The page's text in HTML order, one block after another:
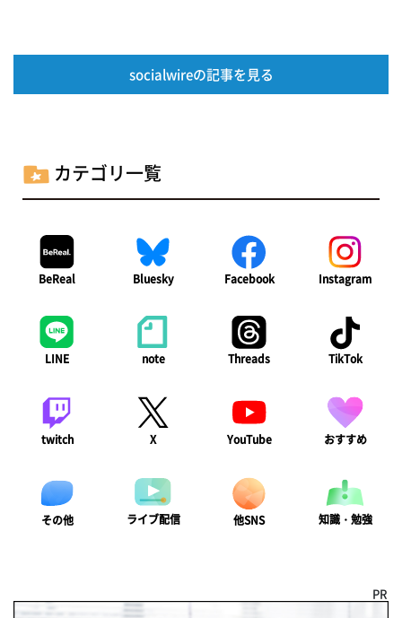
socialwireの記事を見る
カテゴリ一覧
BeReal Bluesky Facebook Instagram
LINE note Threads TikTok
twitch X YouTube おすすめ
その他 ライブ配信 他SNS 知識・勉強
PR